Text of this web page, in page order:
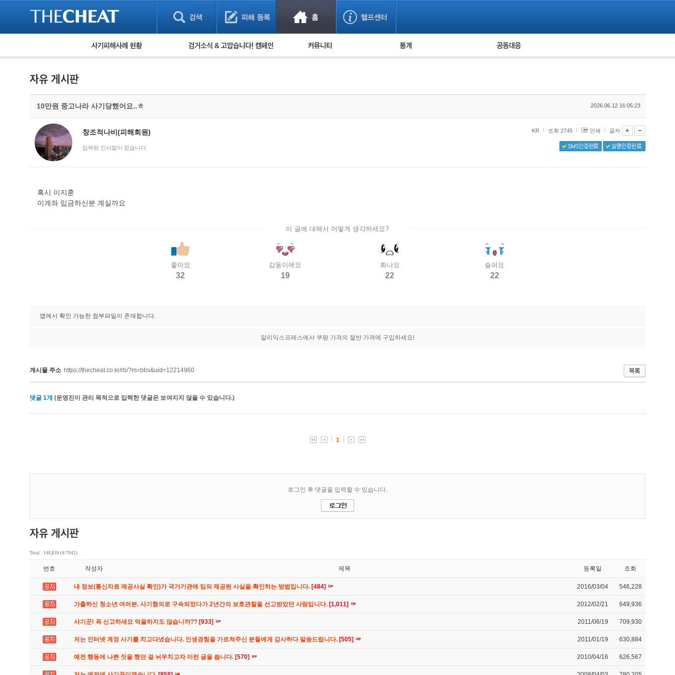
피해사례 현황
보이스피싱 피해사례
유해사이트 목록
비공개 피해사례
워킹홀리데이 피해사례
검거 소식 사기 예방했어요! 누적 피해사례 통계 피해자 공동대응
10만원 중고나라 사기당했어요..ㅎ 2026.06.12 16:05:23
창조적나비(피해회원)
입력된 인사말이 없습니다.
KR 조회 2745 인쇄 글자
혹시 이지훈
이계좌 입금하신분 계실까요
이 글에 대해서 어떻게 생각하세요?
좋아요
32
감동이에요
19
화나요
22
슬퍼요
22
앱에서 확인 가능한 첨부파일이 존재합니다.
알리익스프레스에서 쿠팡 가격의 절반 가격에 구입하세요!
게시물 주소 https://thecheat.co.kr/rb/?m=bbs&uid=12214960
댓글 1개 (운영진이 관리 목적으로 입력한 댓글은 보여지지 않을 수 있습니다.)
Total : 140,839 (4/7042)
번호 작성자 제목 등록일 조회
내 정보(통신자료 제공사실 확인)가 국가기관에 임의 제공된 사실을 확인하는 방법입니다. [484] 2016/03/04 546,228
가출하신 청소년 여러분. 사기혐의로 구속되었다가 2년간의 보호관찰을 선고받았던 사람입니다. [1,011] 2012/02/21 649,936
사기꾼! 꼭 신고하세요 억울하지도 않습니까?? [933] 2011/06/19 709,930
저는 인터넷 계정 사기를 치고다녔습니다. 인생경험을 가르쳐주신 분들에게 감사하다 말씀드립니다. [505] 2011/01/19 630,884
예전 행동에 나쁜 짓을 했던 걸 뉘우치고자 이런 글을 씁니다. [570] 2010/04/16 626,567